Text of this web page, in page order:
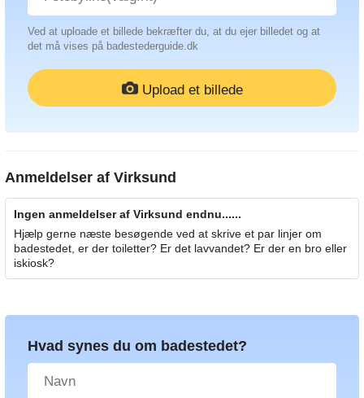
Ved at uploade et billede bekræfter du, at du ejer billedet og at
det må vises på badestederguide.dk
Upload et billede
Anmeldelser af Virksund
Ingen anmeldelser af Virksund endnu......
Hjælp gerne næste besøgende ved at skrive et par linjer om
badestedet, er der toiletter? Er det lavvandet? Er der en bro eller
iskiosk?
Hvad synes du om badestedet?